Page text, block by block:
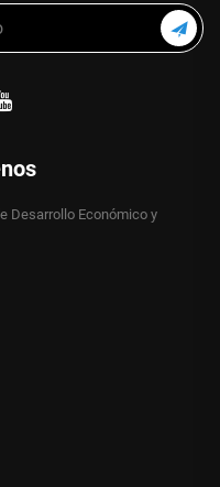
Desarrollo Económico y